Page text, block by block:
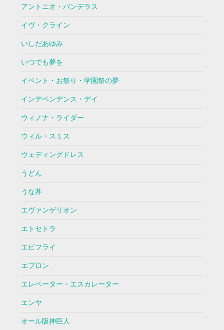
アントニオ・バンデラス
イヴ・クライン
いしだあゆみ
いつでも夢を
イベント・お祭り・学園祭の夢
インデペンデンス・デイ
ウィノナ・ライダー
ウィル・スミス
ウェディングドレス
うどん
うな丼
エヴァンゲリオン
エトセトラ
エビフライ
エプロン
エレベーター・エスカレーター
エンヤ
オール阪神巨人